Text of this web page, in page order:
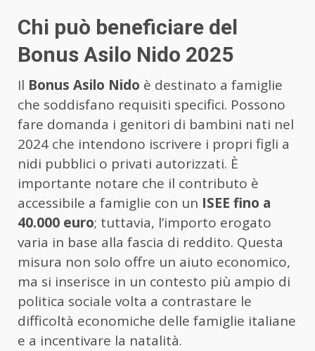
Chi può beneficiare del
Bonus Asilo Nido 2025
Il Bonus Asilo Nido è destinato a famiglie
che soddisfano requisiti specifici. Possono
fare domanda i genitori di bambini nati nel
2024 che intendono iscrivere i propri figli a
nidi pubblici o privati autorizzati. È
importante notare che il contributo è
accessibile a famiglie con un ISEE fino a
40.000 euro; tuttavia, l’importo erogato
varia in base alla fascia di reddito. Questa
misura non solo offre un aiuto economico,
ma si inserisce in un contesto più ampio di
politica sociale volta a contrastare le
difficoltà economiche delle famiglie italiane
e a incentivare la natalità.